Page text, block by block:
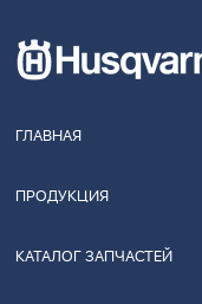
ГЛАВНАЯ
ПРОДУКЦИЯ
КАТАЛОГ ЗАПЧАСТЕЙ